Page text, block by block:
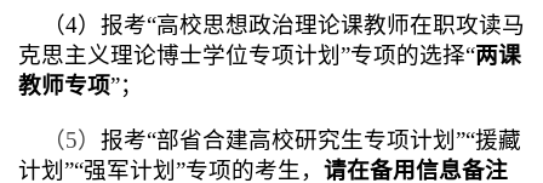
（4）报考“高校思想政治理论课教师在职攻读马
克思主义理论博士学位专项计划”专项的选择“两课
教师专项”；
（5） 报考“部省合建高校研究生专项计划”“援藏
计划”“强军计划”专项的考生， 请在备用信息备注